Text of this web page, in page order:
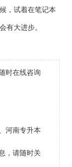
，试着在笔记本
有大进步。
时在线咨询
河南专升本
，请随时关